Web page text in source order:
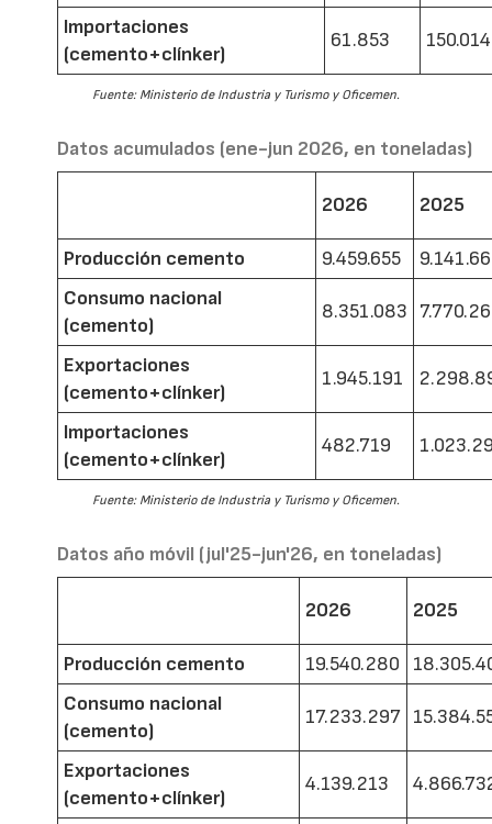
Importaciones
(cemento+clínker)
61.853 150.014
Fuente: Ministerio de Industria y Turismo y Oficemen.
Datos acumulados (ene-jun 2026, en toneladas)
2026 2025
Producción cemento 9.459.655
Consumo nacional
(cemento)
8.351.083
Exportaciones
(cemento+clínker)
1.945.191
Importaciones
(cemento+clínker)
482.719
Fuente: Ministerio de Industria y Turismo y Oficemen.
Datos año móvil (jul'25-jun'26, en toneladas)
2026 2025
Producción cemento 19.540.280
Consumo nacional
(cemento)
17.233.297
Exportaciones
(cemento+clínker)
4.139.213